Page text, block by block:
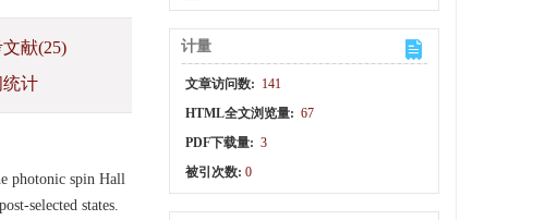
献(25)
计
photonic spin Hall
selected states.
计量
文章访问数: 141
HTML全文浏览量: 67
PDF下载量: 3
被引次数: 0